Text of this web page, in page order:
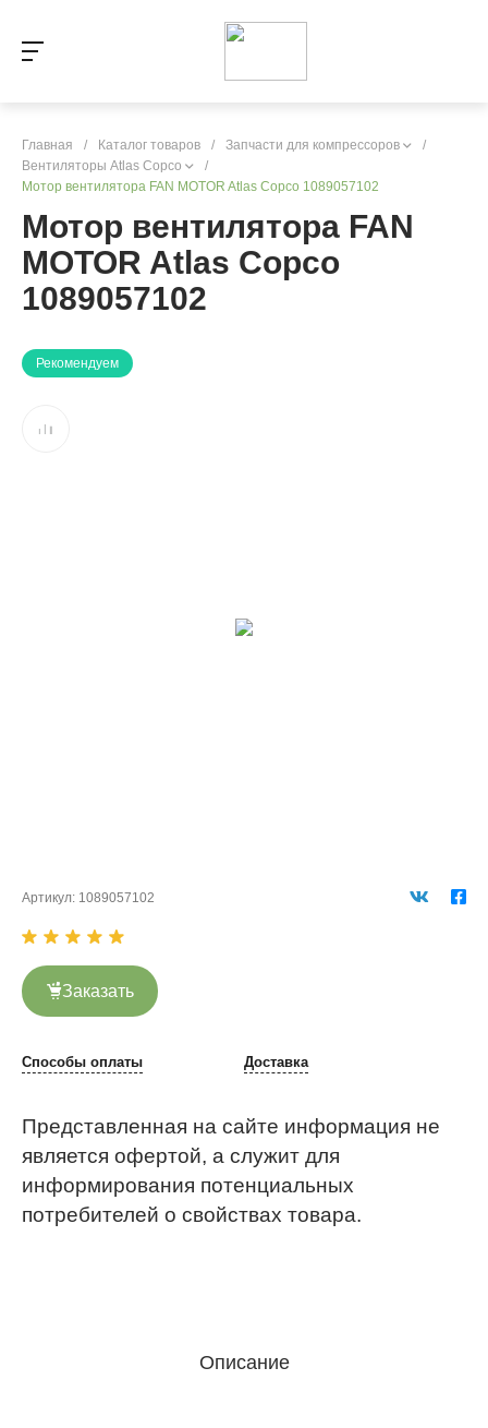
Главная / Каталог товаров / Запчасти для компрессоров
/
Вентиляторы Atlas Copco
/
Мотор вентилятора FAN MOTOR Atlas Copco 1089057102
Мотор вентилятора FAN
MOTOR Atlas Copco
1089057102
Рекомендуем
Артикул: 1089057102
Заказать
Способы оплаты Доставка
Представленная на сайте информация не
является офертой, а служит для
информирования потенциальных
потребителей о свойствах товара.
Описание